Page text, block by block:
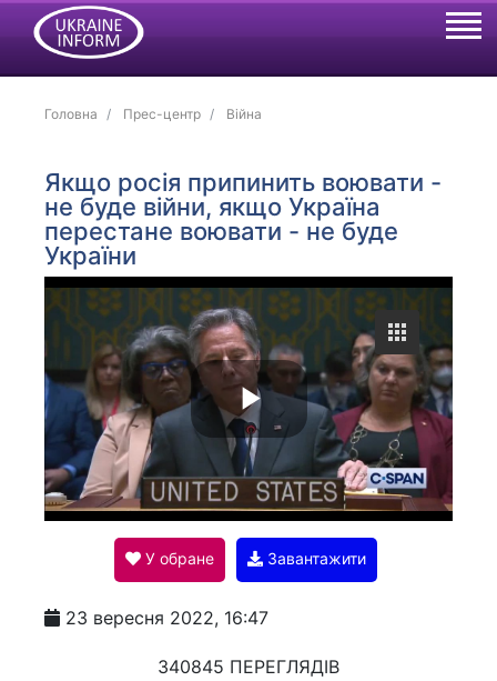
Головна Прес-центр Війна
Якщо росія припинить воювати -
не буде війни, якщо Україна
перестане воювати - не буде
України
P
l
a
У обране Завантажити
23 вересня 2022, 16:47
340845 ПЕРЕГЛЯДІВ